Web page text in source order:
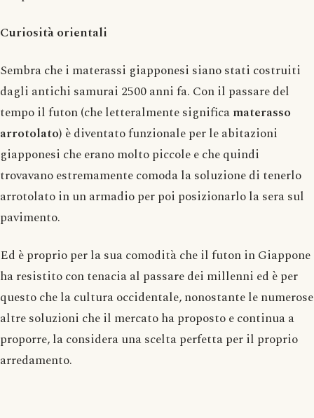
Curiosità orientali
Sembra che i materassi giapponesi siano stati costruiti
dagli antichi samurai 2500 anni fa. Con il passare del
tempo il futon (che letteralmente significamaterasso
arrotolato) è diventato funzionale per le abitazioni
giapponesi che erano molto piccole e che quindi
trovavano estremamente comoda la soluzione di tenerlo
arrotolato in un armadio per poi posizionarlo la sera sul
pavimento.
Ed è proprio per la sua comodità che il futon in Giappone
ha resistito con tenacia al passare dei millenni ed è per
questo che la cultura occidentale, nonostante le numerose
altre soluzioni che il mercato ha proposto e continua a
proporre, la considera una scelta perfetta per il proprio
arredamento.